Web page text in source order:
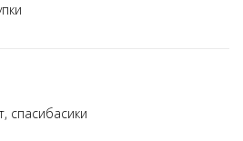
спасибасики